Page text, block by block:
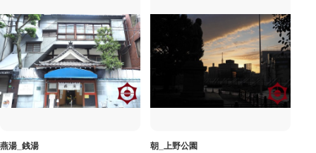
燕湯_銭湯 朝_上野公園